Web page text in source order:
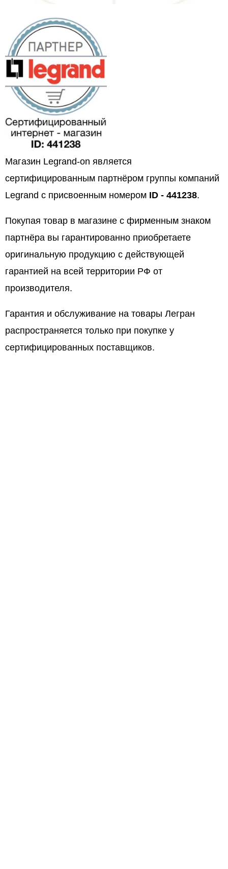
Магазин Legrand-on является
сертифицированным партнёром группы компаний
Legrand с присвоенным номером ID - 441238.
Покупая товар в магазине с фирменным знаком
партнёра вы гарантированно приобретаете
оригинальную продукцию с действующей
гарантией на всей территории РФ от
производителя.
Гарантия и обслуживание на товары Легран
распространяется только при покупке у
сертифицированных поставщиков.